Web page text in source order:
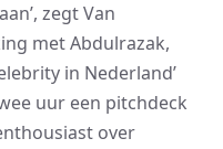
zegt Van
met Abdulrazak,
in Nederland’
uur een pitchdeck
over